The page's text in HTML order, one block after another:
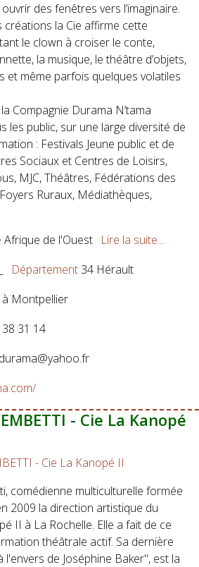
des fenêtres vers l’imaginaire.
créations la Cie affirme cette
le clown à croiser le conte,
la musique, le théâtre d’objets,
et même parfois quelques volatiles
Compagnie Durama N’tama
les public, sur une large diversité de
: Festivals Jeune public et de
Sociaux et Centres de Loisirs,
MJC, Théâtres, Fédérations des
Ruraux, Médiathèques,
Afrique de l'Ouest
Département 34 Hérault
à Montpellier
31 14
Lire la suite...
- Cie La Kanopé
comédienne multiculturelle formée
2009 la direction artistique du
II à La Rochelle. Elle a fait de ce
théâtrale actif. Sa dernière
l'envers de Joséphine Baker", est la